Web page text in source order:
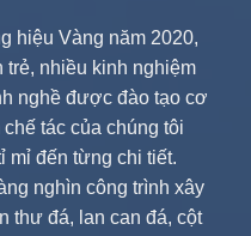
hiệu Vàng năm 2020,
nhiều kinh nghiệm
nghề được đào tạo cơ
tác của chúng tôi
mỉ đến từng chi tiết.
nghìn công trình xây
thư đá, lan can đá, cột